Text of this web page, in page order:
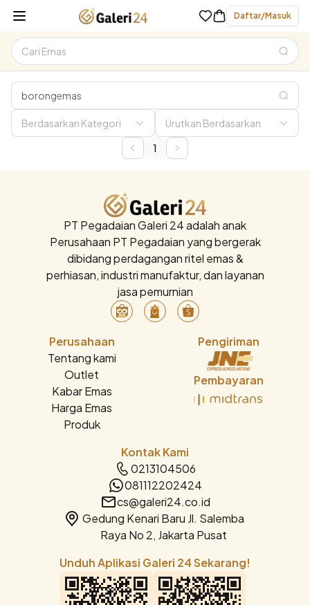
Daftar/Masuk
1
PT Pegadaian Galeri 24 adalah anak
Perusahaan PT Pegadaian yang bergerak
dibidang perdagangan ritel emas &
perhiasan, industri manufaktur, dan layanan
jasa pemurnian
Perusahaan
Tentang kami
Outlet
Kabar Emas
Harga Emas
Produk
Pengiriman
Pembayaran
Kontak Kami
0213104506
081112202424
cs@galeri24.co.id
Gedung Kenari Baru Jl. Salemba
Raya No 2, Jakarta Pusat
Unduh Aplikasi Galeri 24 Sekarang!